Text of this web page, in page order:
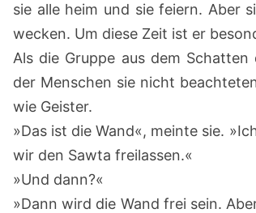
sie alle heim und sie feiern. Aber
wecken. Um diese Zeit ist er
Als die Gruppe aus dem
der Menschen sie nicht
wie Geister.
»Das ist die Wand«, meinte sie.
wir den Sawta freilassen.«
»Und dann?«
»Dann wird die Wand frei sein.